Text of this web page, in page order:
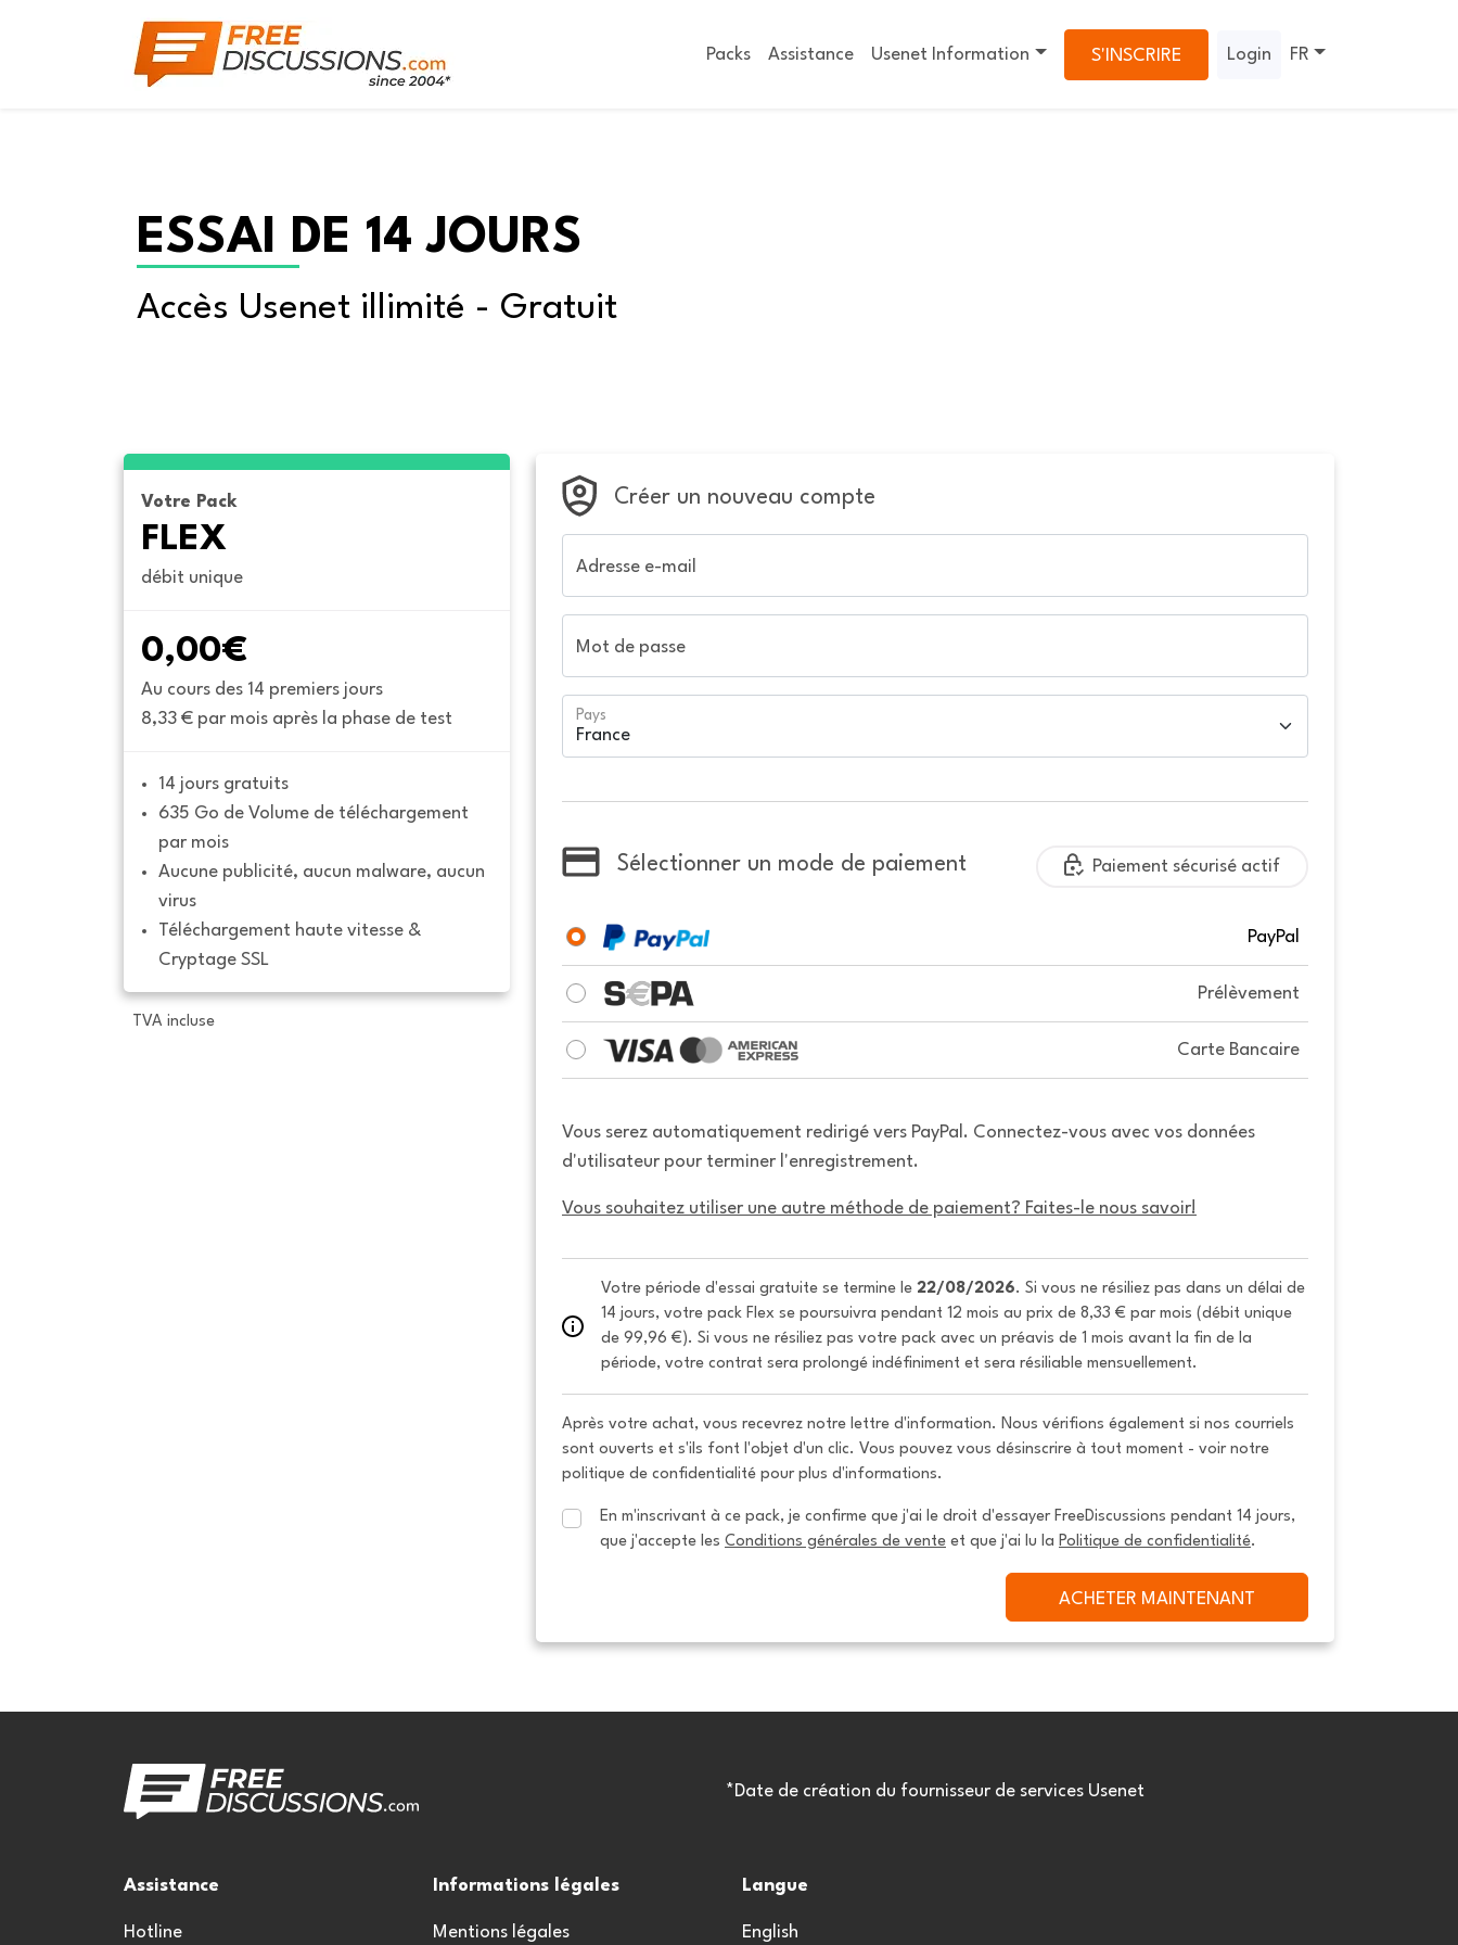
Packs Assistance Usenet Information S'INSCRIRE Login FR
ESSAI DE 14 JOURS
Accès Usenet illimité - Gratuit
Votre Pack
FLEX
débit unique
0,00€
Au cours des 14 premiers jours
8,33 € par mois après la phase de test
14 jours gratuits
635 Go de Volume de téléchargement
par mois
Aucune publicité, aucun malware, aucun
virus
Téléchargement haute vitesse &
Cryptage SSL
TVA incluse
Créer un nouveau compte
Adresse e-mail
Mot de passe
Pays
Sélectionner un mode de paiement Paiement sécurisé actif
PayPal
Prélèvement
Carte Bancaire
Vous serez automatiquement redirigé vers PayPal. Connectez-vous avec vos données
d'utilisateur pour terminer l'enregistrement.
Vous souhaitez utiliser une autre méthode de paiement? Faites-le nous savoir!
Votre période d'essai gratuite se termine le 22/08/2026. Si vous ne résiliez pas dans un délai de
14 jours, votre pack Flex se poursuivra pendant 12 mois au prix de 8,33 € par mois (débit unique
de 99,96 €). Si vous ne résiliez pas votre pack avec un préavis de 1 mois avant la fin de la
période, votre contrat sera prolongé indéfiniment et sera résiliable mensuellement.
Après votre achat, vous recevrez notre lettre d'information. Nous vérifions également si nos courriels
sont ouverts et s'ils font l'objet d'un clic. Vous pouvez vous désinscrire à tout moment - voir notre
politique de confidentialité pour plus d'informations.
En m'inscrivant à ce pack, je confirme que j'ai le droit d'essayer FreeDiscussions pendant 14 jours,
que j'accepte les Conditions générales de vente et que j'ai lu la Politique de confidentialité.
ACHETER MAINTENANT
*Date de création du fournisseur de services Usenet
Assistance
Hotline
Informations légales
Mentions légales
Langue
English